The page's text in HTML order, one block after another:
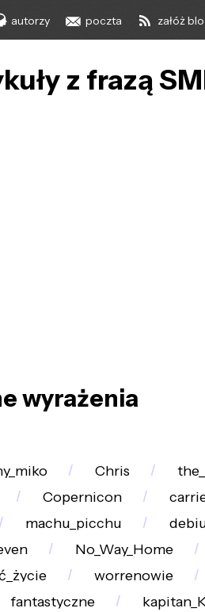
autorzy poczta załóż
z frazą
wyrażenia
Chris
Copernicon
machu_picchu
No_Way_Home
worrenowie
fantastyczne